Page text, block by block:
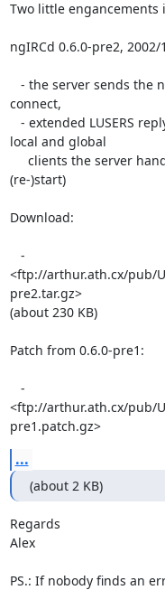
Two little engancements
ngIRCd 0.6.0-pre2,
connect,
local and global
(re-)start)
Download:
<ftp://arthur.ath.cx/pub/
pre2.tar.gz>
(about 230 KB)
Patch from 0.6.0-pre1:
<ftp://arthur.ath.cx/pub/
pre1.patch.gz>
...
(about 2 KB)
Regards
Alex
PS.: If nobody finds an